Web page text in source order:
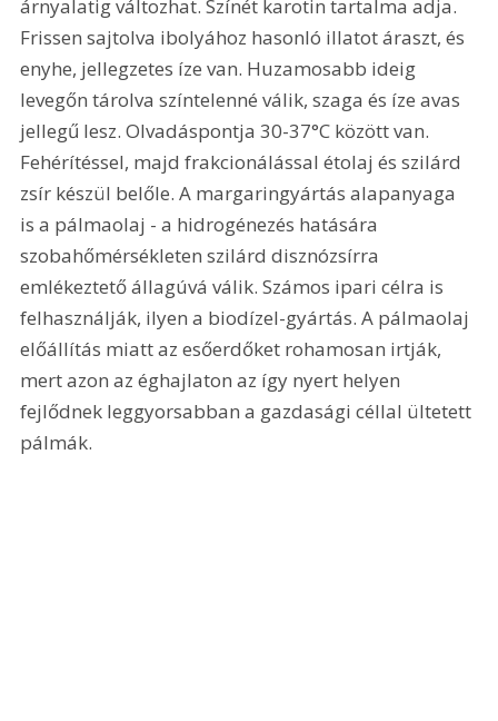
árnyalatig változhat. Színét karotin tartalma adja.
Frissen sajtolva ibolyához hasonló illatot áraszt, és
enyhe, jellegzetes íze van. Huzamosabb ideig
levegőn tárolva színtelenné válik, szaga és íze avas
jellegű lesz. Olvadáspontja 30-37°C között van.
Fehérítéssel, majd frakcionálással étolaj és szilárd
zsír készül belőle. A margaringyártás alapanyaga
is a pálmaolaj - a hidrogénezés hatására
szobahőmérsékleten szilárd disznózsírra
emlékeztető állagúvá válik. Számos ipari célra is
felhasználják, ilyen a biodízel-gyártás. A pálmaolaj
előállítás miatt az esőerdőket rohamosan irtják,
mert azon az éghajlaton az így nyert helyen
fejlődnek leggyorsabban a gazdasági céllal ültetett
pálmák.